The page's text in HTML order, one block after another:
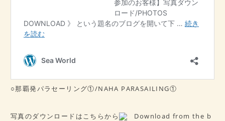
○那覇発パラセーリング①/NAHA PARASAILING①
写真のダウンロードはこちらから
Download from the b